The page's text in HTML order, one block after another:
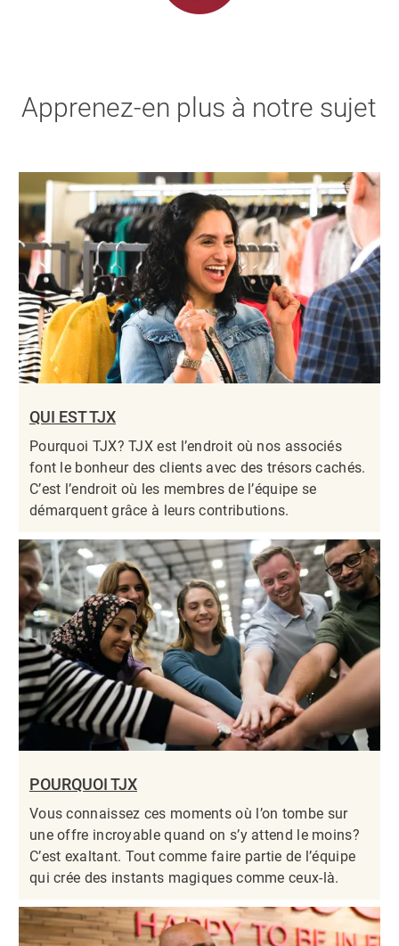
Apprenez-en plus à notre sujet
QUI EST TJX
Pourquoi TJX? TJX est l’endroit où nos associés
font le bonheur des clients avec des trésors cachés.
C’est l’endroit où les membres de l’équipe se
démarquent grâce à leurs contributions.​​​​​​​
POURQUOI TJX
Vous connaissez ces moments où l’on tombe sur
une offre incroyable quand on s’y attend le moins?
C’est exaltant. Tout comme faire partie de l’équipe
qui crée des instants magiques comme ceux-là.​​​​​​​